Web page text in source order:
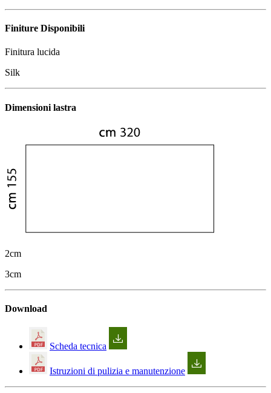
Finiture Disponibili
Finitura lucida
Silk
Dimensioni lastra
2cm
3cm
Download
Scheda tecnica
Istruzioni di pulizia e manutenzione